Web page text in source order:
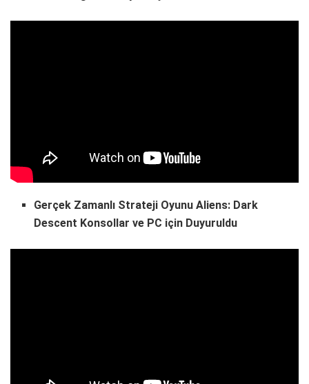
Gerçek Zamanlı Strateji Oyunu Aliens: Dark
Descent Konsollar ve PC için Duyuruldu